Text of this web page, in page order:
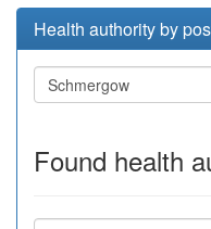
Health authority by
Found health